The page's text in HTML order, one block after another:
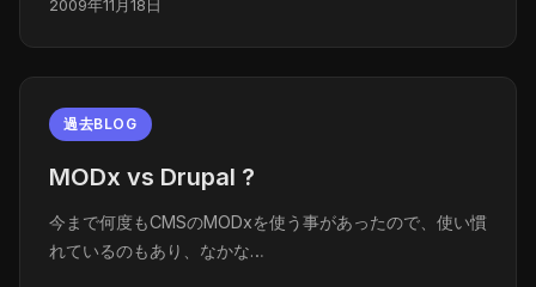
2009年11月18日
過去BLOG
MODx vs Drupal ?
今まで何度もCMSのMODxを使う事があったので、使い慣
れているのもあり、なかな…